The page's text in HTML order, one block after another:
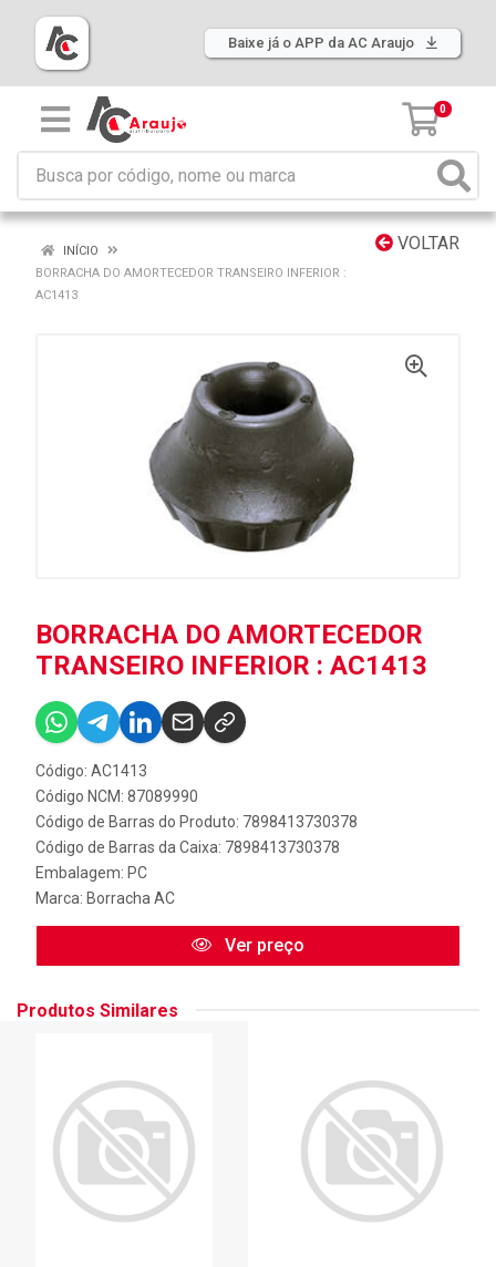
Baixe já o APP da AC Araujo
0
VOLTAR
INÍCIO
BORRACHA DO AMORTECEDOR TRANSEIRO INFERIOR :
AC1413
BORRACHA DO AMORTECEDOR
TRANSEIRO INFERIOR : AC1413
Código: AC1413
Código NCM: 87089990
Código de Barras do Produto: 7898413730378
Código de Barras da Caixa: 7898413730378
Embalagem: PC
Marca: Borracha AC
Ver preço
Produtos Similares